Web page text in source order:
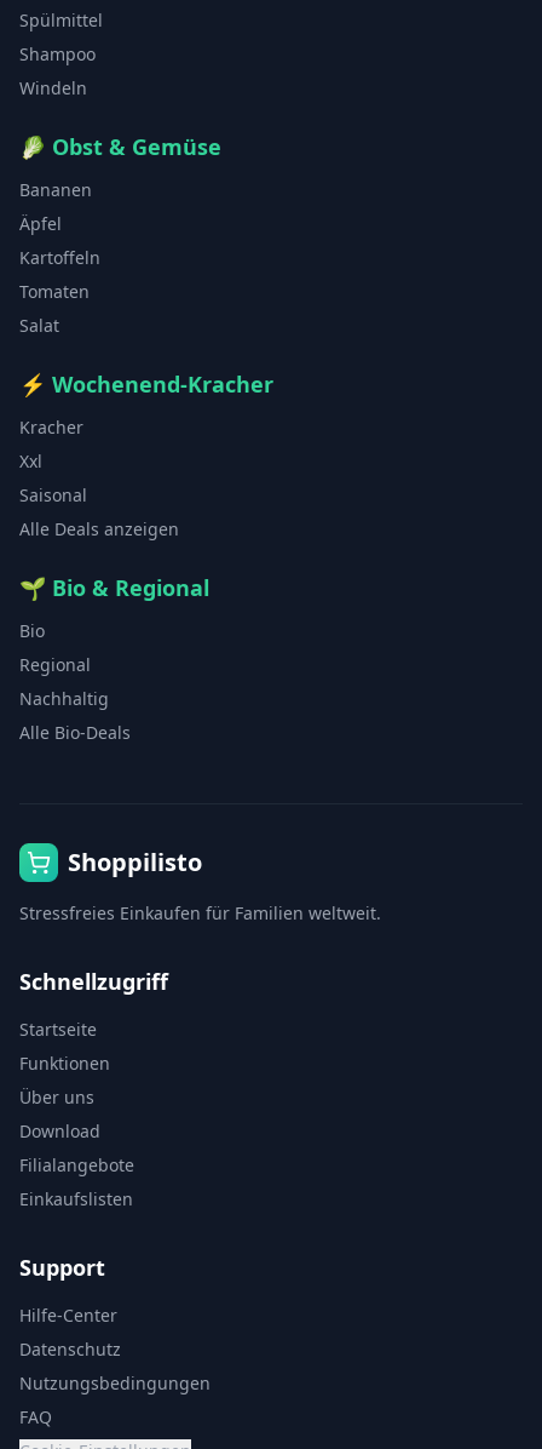
Spülmittel
Shampoo
Windeln
🥬 Obst & Gemüse
Bananen
Äpfel
Kartoffeln
Tomaten
Salat
⚡ Wochenend-Kracher
Kracher
Xxl
Saisonal
Alle Deals anzeigen
🌱 Bio & Regional
Bio
Regional
Nachhaltig
Alle Bio-Deals
Shoppilisto
Stressfreies Einkaufen für Familien weltweit.
Schnellzugriff
Startseite
Funktionen
Über uns
Download
Filialangebote
Einkaufslisten
Support
Hilfe-Center
Datenschutz
Nutzungsbedingungen
FAQ